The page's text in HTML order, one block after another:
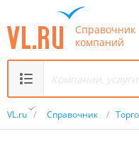
Справочник
компаний
VL.ru / Справочник /